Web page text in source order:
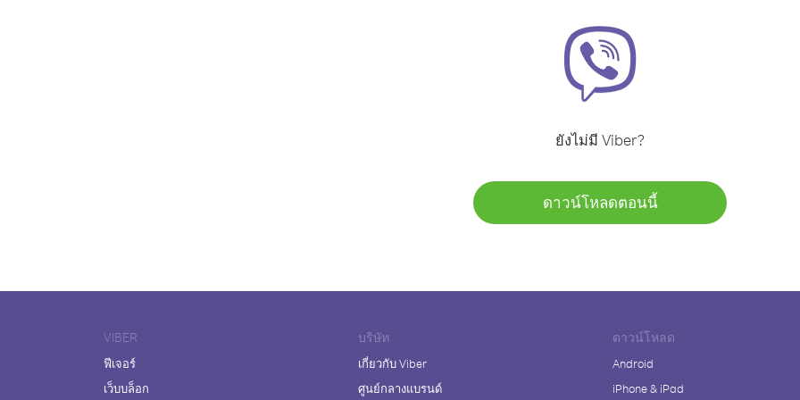
ยังไม่มี Viber?
ดาวน์โหลดตอนนี้
VIBER
ฟีเจอร์
เว็บบล็อก
บริษัท
เกี่ยวกับ Viber
ศูนย์กลางแบรนด์
ดาวน์โหลด
Android
iPhone & iPad